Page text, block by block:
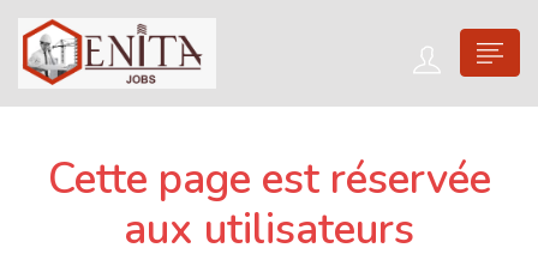
Cette page est réservée
aux utilisateurs